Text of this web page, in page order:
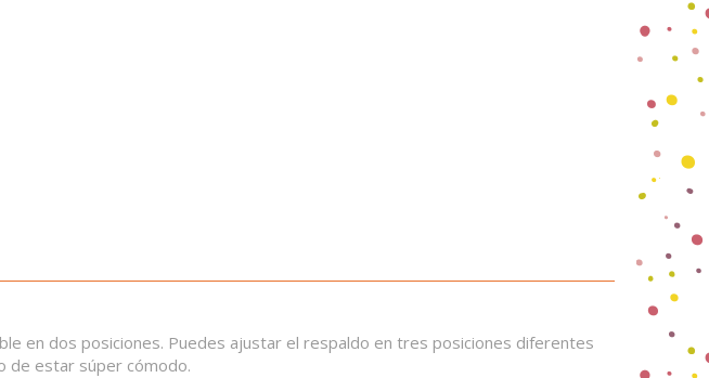
en dos posiciones. Puedes ajustar el respaldo en tres posiciones diferentes
de estar súper cómodo.